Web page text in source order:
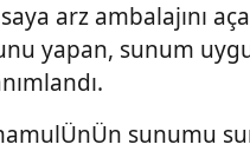
arz ambalajını
yapan, sunum
sunumu